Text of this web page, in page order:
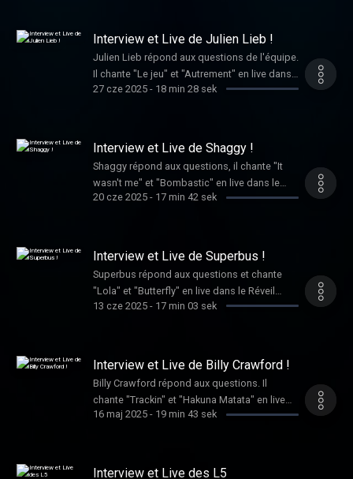
Interview et Live de Julien Lieb !
Julien Lieb répond aux questions de l'équipe.
Il chante "Le jeu" et "Autrement" en live dans
le Réveil Chérie.
27 cze 2025- 18 min 28 sek
Interview et Live de Shaggy !
Shaggy répond aux questions, il chante "It
wasn't me" et "Bombastic" en live dans le
Réveil Chérie.
20 cze 2025- 17 min 42 sek
Interview et Live de Superbus !
Superbus répond aux questions et chante
"Lola" et "Butterfly" en live dans le Réveil
Chérie.
13 cze 2025- 17 min 03 sek
Interview et Live de Billy Crawford !
Billy Crawford répond aux questions. Il
chante "Trackin" et "Hakuna Matata" en live
dans le Réveil Chérie.
16 maj 2025- 19 min 43 sek
Interview et Live des L5